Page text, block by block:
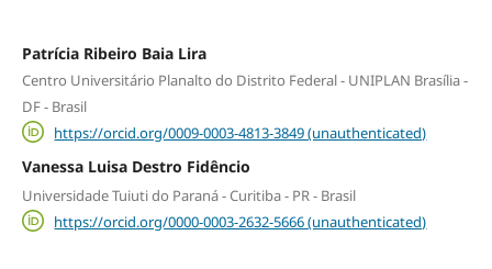
Patrícia Ribeiro Baia Lira
Centro Universitário Planalto do Distrito Federal - UNIPLAN Brasília -
DF - Brasil
https://orcid.org/0009-0003-4813-3849 (unauthenticated)
Vanessa Luisa Destro Fidêncio
Universidade Tuiuti do Paraná - Curitiba - PR - Brasil
https://orcid.org/0000-0003-2632-5666 (unauthenticated)